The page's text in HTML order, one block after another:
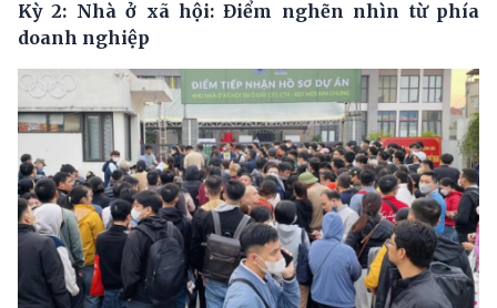
Kỳ 2: Nhà ở xã hội: Điểm nghẽn nhìn từ phía
doanh nghiệp